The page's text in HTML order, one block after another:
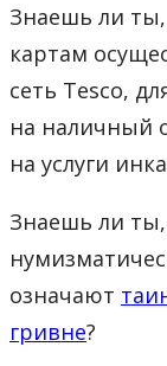
Знаешь ли
картам
сеть Tesco,
на наличный
на услуги
Знаешь ли ты,
означают
гривне?